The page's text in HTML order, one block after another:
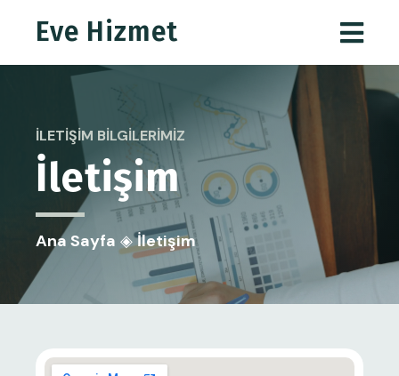
Eve Hizmet
İLETIŞIM BILGILERIMIZ
İletişim
Ana Sayfa ◈İletişim